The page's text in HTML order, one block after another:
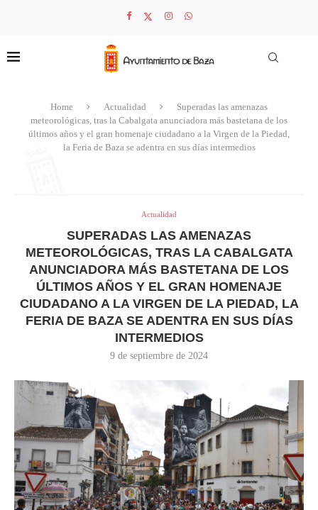
Home Actualidad
Superadas las amenazas
meteorológicas, tras la Cabalgata anunciadora más bastetana de los
últimos años y el gran homenaje ciudadano a la Virgen de la Piedad,
la Feria de Baza se adentra en sus días intermedios
Actualidad
SUPERADAS LAS AMENAZAS
METEOROLÓGICAS, TRAS LA CABALGATA
ANUNCIADORA MÁS BASTETANA DE LOS
ÚLTIMOS AÑOS Y EL GRAN HOMENAJE
CIUDADANO A LA VIRGEN DE LA PIEDAD, LA
FERIA DE BAZA SE ADENTRA EN SUS DÍAS
INTERMEDIOS
9 de septiembre de 2024